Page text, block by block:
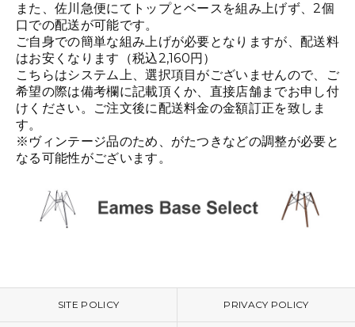
また、佐川急便にてトップとベースを組み上げず、2個
口での配送が可能です。
ご自身での簡単な組み上げが必要となりますが、配送料
はお安くなります（税込2,160円）
こちらはシステム上、選択項目がございませんので、ご
希望の際は備考欄に記載頂くか、直接店舗までお申し付
けください。ご注文後に配送料金の金額訂正を致しま
す。
※ヴィンテージ品のため、がたつきなどの調整が必要と
なる可能性がございます。
SITE POLICY PRIVACY POLICY